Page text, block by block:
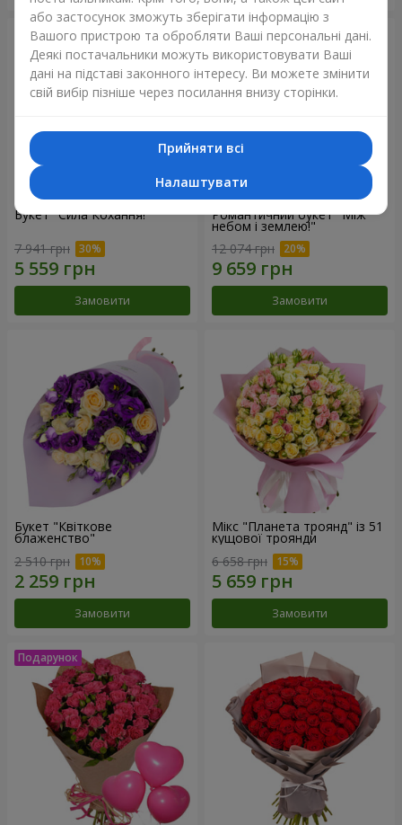
Букет "Сила Кохання!"
7 941 грн
Замовити
Романтичний букет "Між
небом і землею!"
12 074 грн
Замовити
Букет "Квіткове
блаженство"
2 510 грн
Замовити
Мікс "Планета троянд" із 51
кущової троянди
6 658 грн
Замовити
або застосунок зможуть зберігати інформацію з
Вашого пристрою та обробляти Ваші персональні дані.
Деякі постачальники можуть використовувати Ваші
дані на підставі законного інтересу. Ви можете змінити
свій вибір пізніше через посилання внизу сторінки.
Прийняти всі
Налаштувати